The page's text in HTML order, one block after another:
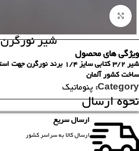
برای بزرگنمایی کلیک کنید
شیر نورگرن
ویژگی های محصول
شیر 3/2 کتابی سایز 1/4 برند نورگرن جهت استفاده فرمان پنوماتیک
ساخت کشور آلمان
Category: پنوماتیک
نحوه ارسال
ارسال سریع
ارسال کالا به سراسر کشور